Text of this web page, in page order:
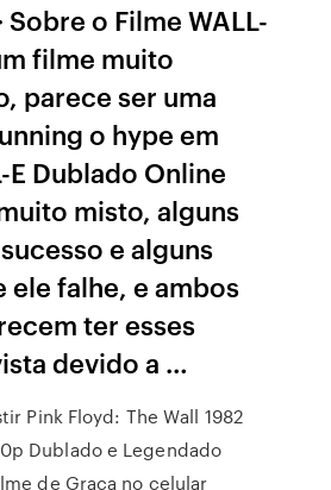
Sobre o Filme WALL-
filme muito
parece ser uma
o hype em
E Dublado Online
misto, alguns
e alguns
ele falhe, e ambos
ter esses
devido a …
Pink Floyd: The Wall 1982
Dublado e Legendado
de Graça no celular